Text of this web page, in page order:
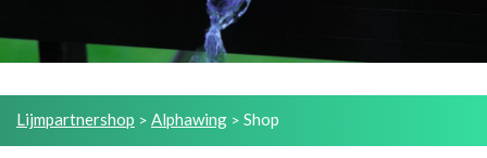
Lijmpartnershop > Alphawing > Shop